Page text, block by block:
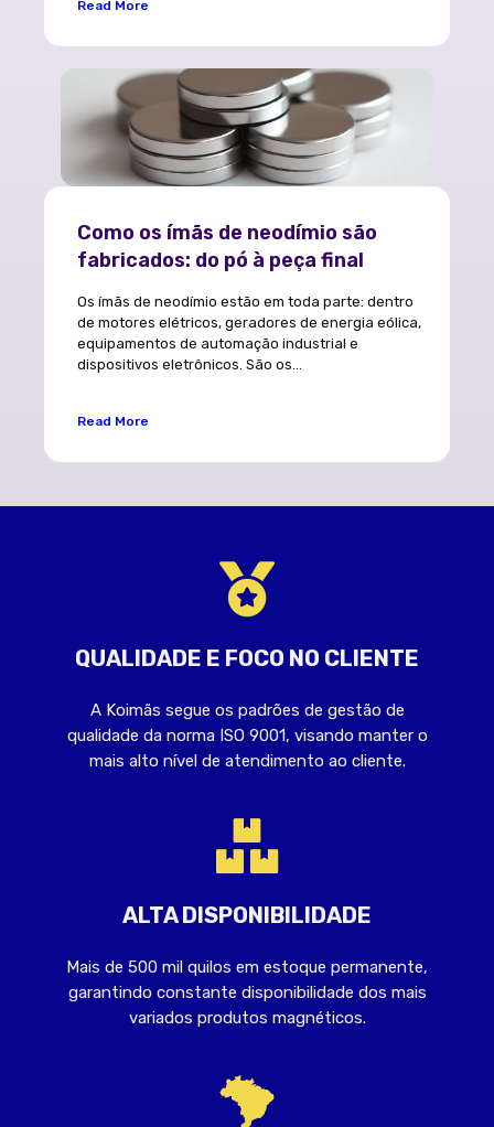
Read More
Como os ímãs de neodímio são
fabricados: do pó à peça final
Os ímãs de neodímio estão em toda parte: dentro
de motores elétricos, geradores de energia eólica,
equipamentos de automação industrial e
dispositivos eletrônicos. São os...
Read More
QUALIDADE E FOCO NO CLIENTE
A Koimãs segue os padrões de gestão de
qualidade da norma ISO 9001, visando manter o
mais alto nível de atendimento ao cliente.
ALTA DISPONIBILIDADE
Mais de 500 mil quilos em estoque permanente,
garantindo constante disponibilidade dos mais
variados produtos magnéticos.